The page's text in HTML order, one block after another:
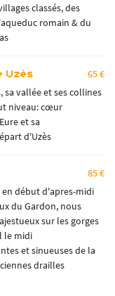
classés, des
romain & du
Uzès
65 €
sa vallée et ses collines
niveau: cœur
et sa
d'Uzès
85 €
début d'apres-midi
du Gardon, nous
sur les gorges
le midi
et sinueuses de la
drailles